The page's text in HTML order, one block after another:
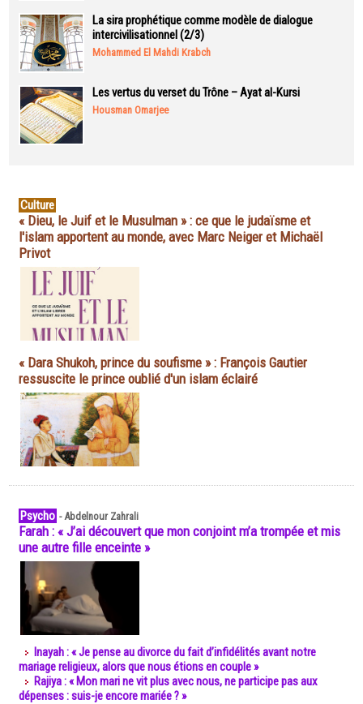
La sira prophétique comme modèle de dialogue
intercivilisationnel (2/3)
Mohammed El Mahdi Krabch
Les vertus du verset du Trône – Ayat al-Kursi
Housman Omarjee
Culture
« Dieu, le Juif et le Musulman » : ce que le judaïsme et
l'islam apportent au monde, avec Marc Neiger et Michaël
Privot
« Dara Shukoh, prince du soufisme » : François Gautier
ressuscite le prince oublié d'un islam éclairé
Psycho -Abdelnour Zahrali
Farah : « J’ai découvert que mon conjoint m’a trompée et mis
une autre fille enceinte »
Inayah : « Je pense au divorce du fait d’infidélités avant notre
mariage religieux, alors que nous étions en couple »
Rajiya : « Mon mari ne vit plus avec nous, ne participe pas aux
dépenses : suis-je encore mariée ? »